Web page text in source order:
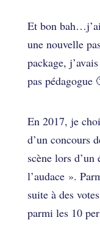
Et bon
une nouvelle
package,
pas
En 2017, je
d’un concours
scène lors
l’audace ».
suite à des
parmi les 10